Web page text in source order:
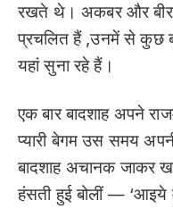
रखते थे। अकबर और
प्रचलित हैं ,उनमें से कुछ
यहां सुना रहे हैं।
एक बार बादशाह अपने
प्यारी बेगम उस समय
बादशाह अचानक जाकर
हंसती हुई बोलीं — ‘आइये